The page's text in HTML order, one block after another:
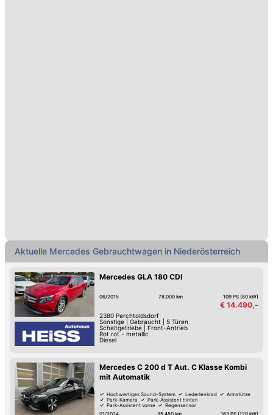
Aktuelle Mercedes Gebrauchtwagen in Niederösterreich
Mercedes GLA 180 CDI
06/2015 78.000 km 109 PS (80 kW)
€ 14.490,-
2380 Perchtoldsdorf
Sonstige| Gebraucht
5 Türen
Schaltgetriebe| Front-Antrieb
Rot rot - metallic
Diesel
Mercedes C 200 d T Aut. C Klasse Kombi
mit Automatik
Hochwertiges Sound-System Lederlenkrad
Armstütze
Park-Kamera
Park-Assistent hinten
Park-Assistent vorne
Regensensor
Isofix Kindersitz-Befestigung